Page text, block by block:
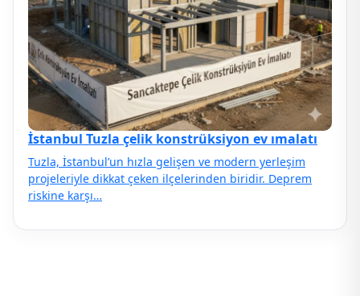
İstanbul Tuzla çelik konstrüksiyon ev ımalatı
Tuzla, İstanbul’un hızla gelişen ve modern yerleşim
projeleriyle dikkat çeken ilçelerinden biridir. Deprem
riskine karşı…